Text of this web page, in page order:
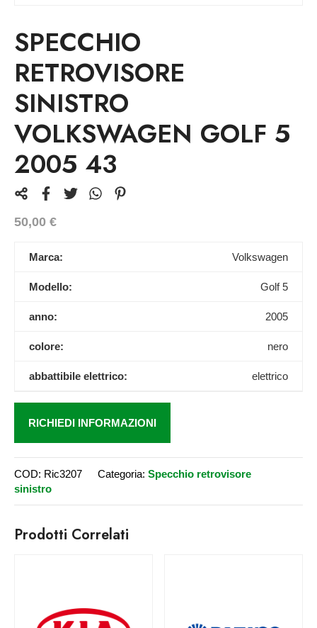
SPECCHIO
RETROVISORE
SINISTRO
VOLKSWAGEN GOLF 5
2005 43
50,00 €
Marca: Volkswagen
Modello: Golf 5
anno: 2005
colore: nero
abbattibile elettrico: elettrico
RICHIEDI INFORMAZIONI
COD: Ric3207 Categoria: Specchio retrovisore
sinistro
Prodotti Correlati